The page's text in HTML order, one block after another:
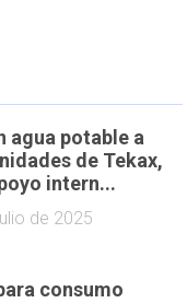
agua potable a
de Tekax,
intern...
de 2025
consumo